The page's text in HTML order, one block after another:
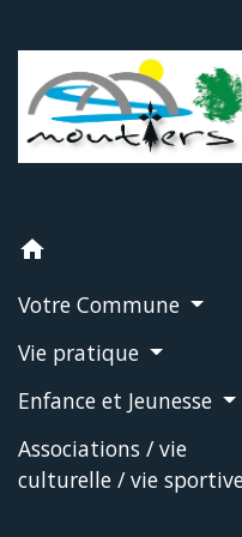
home
Votre Commune
Vie pratique
Enfance et Jeunesse
Associations / vie
culturelle / vie